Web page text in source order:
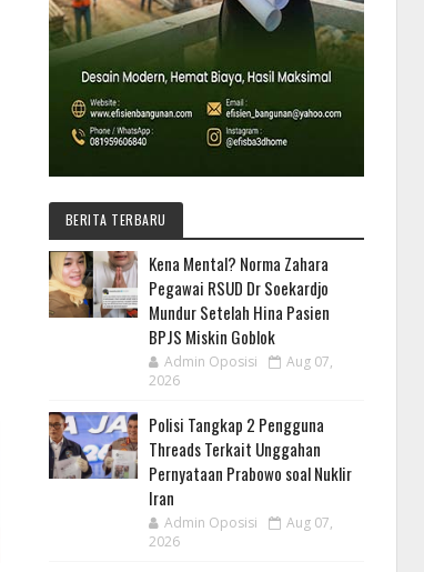
BERITA TERBARU
Kena Mental? Norma Zahara
Pegawai RSUD Dr Soekardjo
Mundur Setelah Hina Pasien
BPJS Miskin Goblok
Admin Oposisi
Aug 07,
2026
Polisi Tangkap 2 Pengguna
Threads Terkait Unggahan
Pernyataan Prabowo soal Nuklir
Iran
Admin Oposisi
Aug 07,
2026